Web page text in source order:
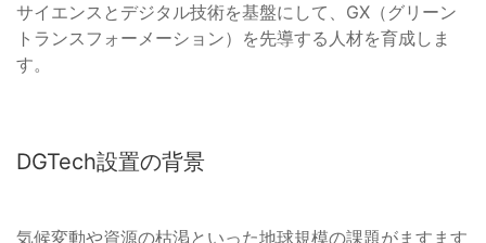
サイエンスとデジタル技術を基盤にして、GX（グリーン
トランスフォーメーション）を先導する人材を育成しま
す。
DGTech設置の背景
気候変動や資源の枯渇といった地球規模の課題がますます